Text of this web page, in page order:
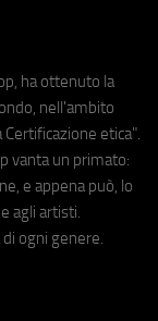
ha ottenuto la
nell'ambito
etica".
vanta un primato:
e appena può, lo
agli artisti.
ogni genere.